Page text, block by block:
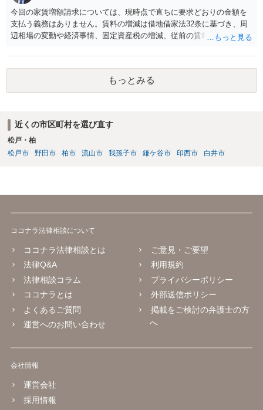
とする。 （建物賃貸借契約の更新拒絶等の要件） 第二十八条 建物の
賃貸人による第二十六条第一項の通知又は建物の賃貸借の解約の申入
れは、建物の賃貸人及び賃借人（転借人を含む。以下この条において
同じ。）が建物の使用を必要とする事情のほか、建物の賃貸借に関す
に対して財産上の給付をする旨の申出をした場合におけるその申出を
考慮して、正当の事由があると認められる場合でなければ、すること
今回の家賃増額請求については、現時点で直ちに要求どおりの金額を
支払う義務はありません。賃料の増減は借地借家法32条に基づき、周
辺相場の変動や経済事情、固定資産税の増減、従前の賃料が不相当に
り低いと評価される場合でも、長年営業を継続している借主に対し、
一方的に賃料を2倍にするような急激な増額がそのまま認められること
は、実務上考えにくいです。 内容証明が届いた場合でも、重要なの
は、増額には同意しない意思を明確に示すこと（ただし協議には応じ
いことです。これにより、立場を不利にせず交渉や法的手続に進むこ
とができます。 仮に、今後、相手方が調停や訴訟を提起した場合で
も、裁判所は適正賃料を客観的に算定します。23年間にわたる営業実
績や、急激な賃料増額が事業継続に与える影響は、借主側に有利な事
もっとみる
近くの市区町村を選び直す
松戸・柏
松戸市
野田市 柏市 流山市 我孫子市 鎌ケ谷市 印西市 白井市
ココナラ法律相談について
ココナラ法律相談とは
法律Q&A
法律相談コラム
ココナラとは
よくあるご質問
運営へのお問い合わせ
ご意見・ご要望
利用規約
プライバシーポリシー
外部送信ポリシー
掲載をご検討の弁護士の方
へ
会社情報
運営会社
採用情報